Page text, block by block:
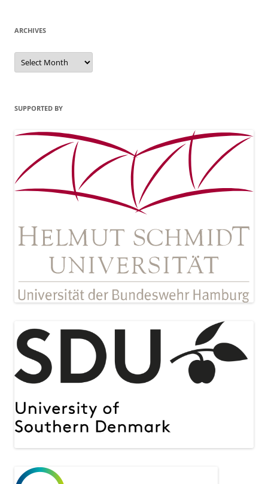
ARCHIVES
Archives
SUPPORTED BY